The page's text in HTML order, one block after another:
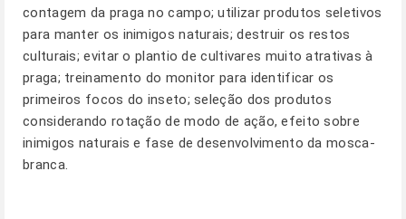
contagem da praga no campo; utilizar produtos seletivos
para manter os inimigos naturais; destruir os restos
culturais; evitar o plantio de cultivares muito atrativas à
praga; treinamento do monitor para identificar os
primeiros focos do inseto; seleção dos produtos
considerando rotação de modo de ação, efeito sobre
inimigos naturais e fase de desenvolvimento da mosca-
branca.